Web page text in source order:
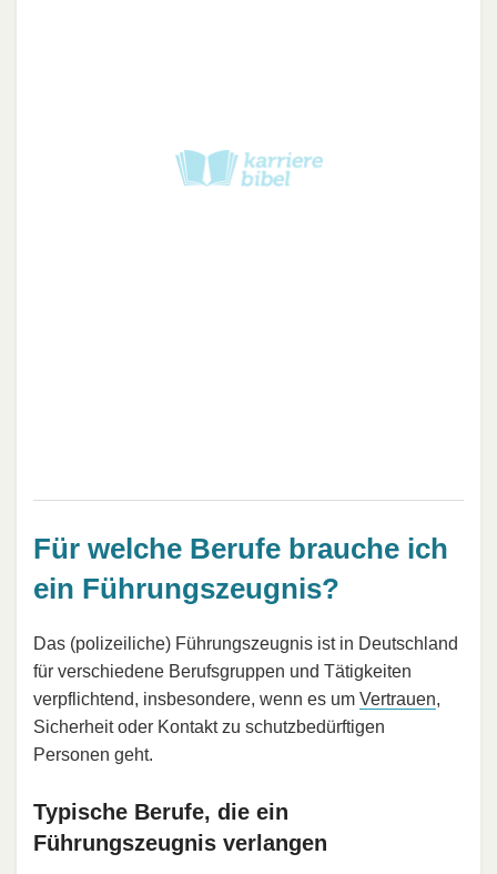
Für welche Berufe brauche ich
ein Führungszeugnis?
Das (polizeiliche) Führungszeugnis ist in Deutschland
für verschiedene Berufsgruppen und Tätigkeiten
verpflichtend, insbesondere, wenn es um Vertrauen,
Sicherheit oder Kontakt zu schutzbedürftigen
Personen geht.​
Typische Berufe, die ein
Führungszeugnis verlangen